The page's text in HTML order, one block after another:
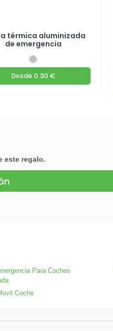
térmica aluminizada
de emergencia
Desde 0.30 €
este regalo.
Para Coches
Coche